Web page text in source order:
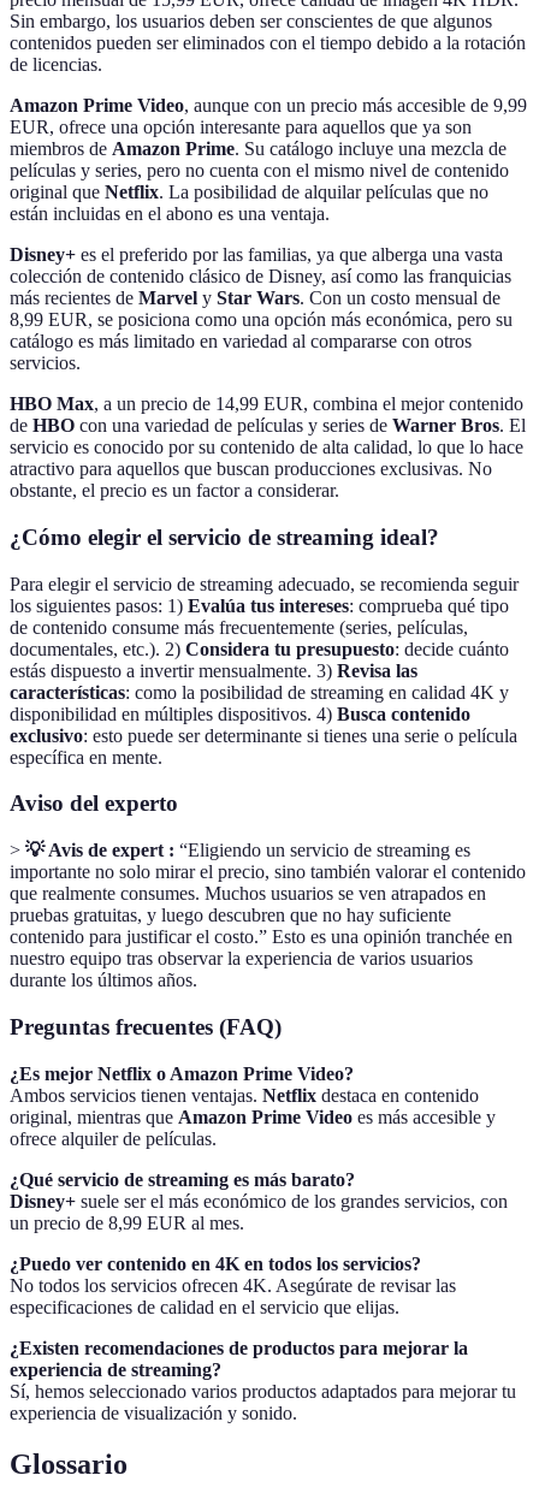
Sin embargo, los usuarios deben ser conscientes de que algunos
contenidos pueden ser eliminados con el tiempo debido a la rotación
de licencias.
Amazon Prime Video, aunque con un precio más accesible de 9,99
EUR, ofrece una opción interesante para aquellos que ya son
miembros de Amazon Prime. Su catálogo incluye una mezcla de
películas y series, pero no cuenta con el mismo nivel de contenido
original que Netflix. La posibilidad de alquilar películas que no
están incluidas en el abono es una ventaja.
Disney+ es el preferido por las familias, ya que alberga una vasta
colección de contenido clásico de Disney, así como las franquicias
más recientes de Marvel y Star Wars. Con un costo mensual de
8,99 EUR, se posiciona como una opción más económica, pero su
catálogo es más limitado en variedad al compararse con otros
servicios.
HBO Max, a un precio de 14,99 EUR, combina el mejor contenido
de HBO con una variedad de películas y series de Warner Bros. El
servicio es conocido por su contenido de alta calidad, lo que lo hace
atractivo para aquellos que buscan producciones exclusivas. No
obstante, el precio es un factor a considerar.
¿Cómo elegir el servicio de streaming ideal?
Para elegir el servicio de streaming adecuado, se recomienda seguir
los siguientes pasos: 1) Evalúa tus intereses: comprueba qué tipo
de contenido consume más frecuentemente (series, películas,
documentales, etc.). 2) Considera tu presupuesto: decide cuánto
estás dispuesto a invertir mensualmente. 3) Revisa las
características: como la posibilidad de streaming en calidad 4K y
disponibilidad en múltiples dispositivos. 4) Busca contenido
exclusivo: esto puede ser determinante si tienes una serie o película
específica en mente.
Aviso del experto
> 💡 Avis de expert : “Eligiendo un servicio de streaming es
importante no solo mirar el precio, sino también valorar el contenido
que realmente consumes. Muchos usuarios se ven atrapados en
pruebas gratuitas, y luego descubren que no hay suficiente
contenido para justificar el costo.” Esto es una opinión tranchée en
nuestro equipo tras observar la experiencia de varios usuarios
durante los últimos años.
Preguntas frecuentes (FAQ)
¿Es mejor Netflix o Amazon Prime Video?
Ambos servicios tienen ventajas. Netflix destaca en contenido
original, mientras que Amazon Prime Video es más accesible y
ofrece alquiler de películas.
¿Qué servicio de streaming es más barato?
Disney+ suele ser el más económico de los grandes servicios, con
un precio de 8,99 EUR al mes.
¿Puedo ver contenido en 4K en todos los servicios?
No todos los servicios ofrecen 4K. Asegúrate de revisar las
especificaciones de calidad en el servicio que elijas.
¿Existen recomendaciones de productos para mejorar la
experiencia de streaming?
Sí, hemos seleccionado varios productos adaptados para mejorar tu
experiencia de visualización y sonido.
Glossario